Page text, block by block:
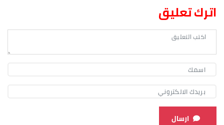
اترك تعليق
ارسال